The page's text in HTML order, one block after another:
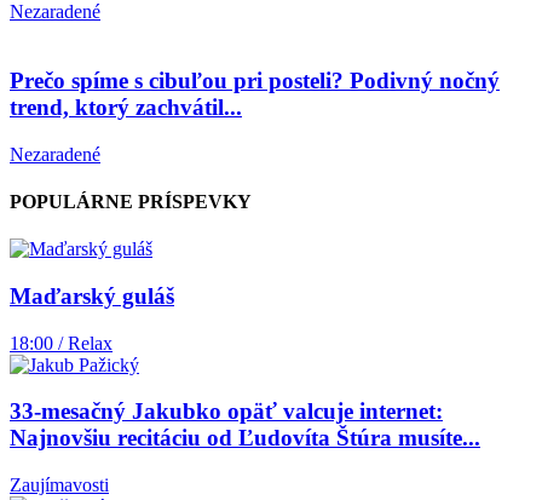
Nezaradené
Prečo spíme s cibuľou pri posteli? Podivný nočný
trend, ktorý zachvátil...
Nezaradené
POPULÁRNE PRÍSPEVKY
Maďarský guláš
18:00 / Relax
33-mesačný Jakubko opäť valcuje internet:
Najnovšiu recitáciu od Ľudovíta Štúra musíte...
Zaujímavosti